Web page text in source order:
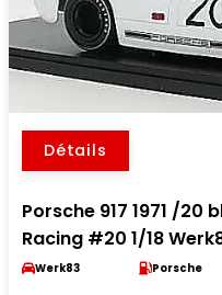
Détails
Porsche 917 1971 /20
Racing #20 1/18
Werk83 Porsche